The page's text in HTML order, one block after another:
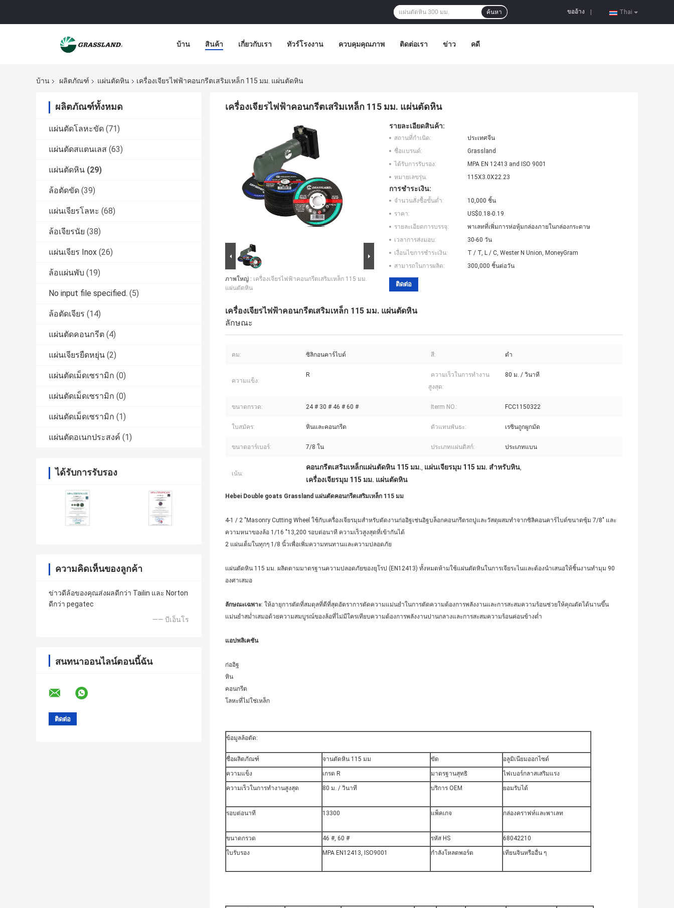
Thai
ขออ้าง
ค้นหา
บ้าน สินค้า เกี่ยวกับเรา ทัวร์โรงงาน ควบคุมคุณภาพ ติดต่อเรา ข่าว คดี
บ้าน ผลิตภัณฑ์ แผ่นตัดหิน เครื่องเจียรไฟฟ้าคอนกรีตเสริมเหล็ก 115 มม. แผ่นตัดหิน
ผลิตภัณฑ์ทั้งหมด
แผ่นตัดโลหะขัด (71)
แผ่นตัดสแตนเลส (63)
แผ่นตัดหิน (29)
ล้อตัดขัด (39)
แผ่นเจียรโลหะ (68)
ล้อเจียรนัย (38)
แผ่นเจียร Inox (26)
ล้อแผ่นพับ (19)
No input file specified. (5)
ล้อตัดเจียร (14)
แผ่นตัดคอนกรีต (4)
แผ่นเจียรยืดหยุ่น (2)
แผ่นตัดเม็ดเซรามิก (0)
แผ่นตัดเม็ดเซรามิก (0)
แผ่นตัดเม็ดเซรามิก (1)
แผ่นตัดอเนกประสงค์ (1)
ได้รับการรับรอง
ความคิดเห็นของลูกค้า
ข่าวดีล้อของคุณส่งผลดีกว่า Tailin และ Norton
ดีกว่า pegatec
—— บีเอ็นโร
สนทนาออนไลน์ตอนนี้ฉัน
เครื่องเจียรไฟฟ้าคอนกรีตเสริมเหล็ก 115 มม. แผ่นตัดหิน
ภาพใหญ่ : เครื่องเจียรไฟฟ้าคอนกรีตเสริมเหล็ก 115 มม.
แผ่นตัดหิน
รายละเอียดสินค้า:
สถานที่กำเนิด:
ประเทศจีน
ชื่อแบรนด์:
Grassland
ได้รับการรับรอง:
MPA EN 12413 and ISO 9001
หมายเลขรุ่น:
115X3.0X22.23
การชำระเงิน:
จำนวนสั่งซื้อขั้นต่ำ:
10,000 ชิ้น
ราคา:
US$0.18-0.19
รายละเอียดการบรรจุ:
พาเลทที่เพิ่มการห่อหุ้มกล่องภายในกล่องกระดาษ
เวลาการส่งมอบ:
30-60 วัน
เงื่อนไขการชำระเงิน:
T / T, L / C, Wester N Union, MoneyGram
สามารถในการผลิต:
300,000 ชิ้นต่อวัน
ติดต่อ
เครื่องเจียรไฟฟ้าคอนกรีตเสริมเหล็ก 115 มม. แผ่นตัดหิน
ลักษณะ
คม: ซิลิกอนคาร์ไบด์ สี: ดำ
ความแข็ง:
R
ความเร็วในการทำงาน
สูงสุด:
80 ม. / วินาที
ขนาดกรวด: 24 # 30 # 46 # 60 # Iterm NO.: FCC1150322
ใบสมัคร: หินและคอนกรีต ตัวแทนพันธะ: เรซินถูกผูกมัด
ขนาดอาร์เบอร์: 7/8 ใน ประเภทแผ่นดิสก์: ประเภทแบน
เน้น:
คอนกรีตเสริมเหล็กแผ่นตัดหิน 115 มม., แผ่นเจียรมุม 115 มม. สำหรับหิน,
เครื่องเจียรมุม 115 มม. แผ่นตัดหิน
Hebei Double goats Grassland แผ่นตัดคอนกรีตเสริมเหล็ก 115 มม
4-1 / 2 "Masonry Cutting Wheel ใช้กับเครื่องเจียรมุมสำหรับตัดงานก่ออิฐเช่นอิฐบล็อกคอนกรีตรถปูและวัสดุผสมทำจากซิลิคอนคาร์ไบด์ขนาดซุ้ม 7/8" และ
ความหนาของล้อ 1/16 "13,200 รอบต่อนาที ความเร็วสูงสุดที่เข้ากันได้
2 แผ่นเต็มในทุกๆ 1/8 นิ้วเพื่อเพิ่มความทนทานและความปลอดภัย
แผ่นตัดหิน 115 มม. ผลิตตามมาตรฐานความปลอดภัยของยุโรป (EN12413) ทั้งหมดห้ามใช้แผ่นตัดหินในการเจียระไนและต้องนำเสนอให้ชิ้นงานทำมุม 90
องศาเสมอ
ลักษณะเฉพาะ: ให้อายุการตัดที่สมดุลที่ดีที่สุดอัตราการตัดความแม่นยำในการตัดความต้องการพลังงานและการสะสมความร้อนช่วยให้คุณตัดได้นานขึ้น
แม่นยำสม่ำเสมอด้วยความสมบูรณ์ของล้อที่ไม่มีใครเทียบความต้องการพลังงานปานกลางและการสะสมความร้อนค่อนข้างต่ำ
แอปพลิเคชัน
ก่ออิฐ
หิน
คอนกรีต
โลหะที่ไม่ใช่เหล็ก
ข้อมูลล้อตัด:
ชื่อผลิตภัณฑ์ จานตัดหิน 115 มม ขัด อลูมิเนียมออกไซด์
ความแข็ง เกรด R มาตรฐานสุทธิ ไฟเบอร์กลาสเสริมแรง
ความเร็วในการทำงานสูงสุด 80 ม. / วินาที บริการ OEM ยอมรับได้
รอบต่อนาที 13300 แพ็คเกจ กล่องคราฟท์และพาเลท
ขนาดกรวด 46 #, 60 # รหัส HS 68042210
ใบรับรอง MPA EN12413, ISO9001 กำลังโหลดพอร์ต เทียนจินหรืออื่น ๆ